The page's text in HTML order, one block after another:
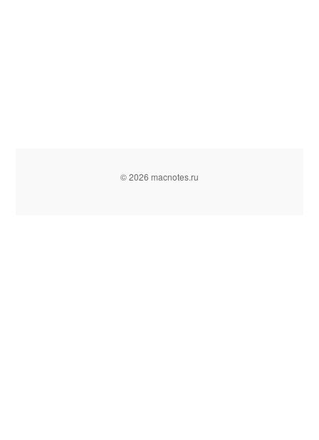
© 2026 macnotes.ru